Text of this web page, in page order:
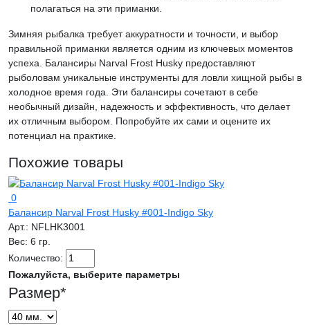
полагаться на эти приманки.
Зимняя рыбалка требует аккуратности и точности, и выбор
правильной приманки является одним из ключевых моментов
успеха. Балансиры Narval Frost Husky предоставляют
рыболовам уникальные инструменты для ловли хищной рыбы в
холодное время года. Эти балансиры сочетают в себе
необычный дизайн, надежность и эффективность, что делает
их отличным выбором. Попробуйте их сами и оцените их
потенциал на практике.
Похожие товары
0
Балансир Narval Frost Husky #001-Indigo Sky
Арт.: NFLHK3001
Вес: 6 гр.
Количество:
Пожалуйста, выберите параметры
Размер*